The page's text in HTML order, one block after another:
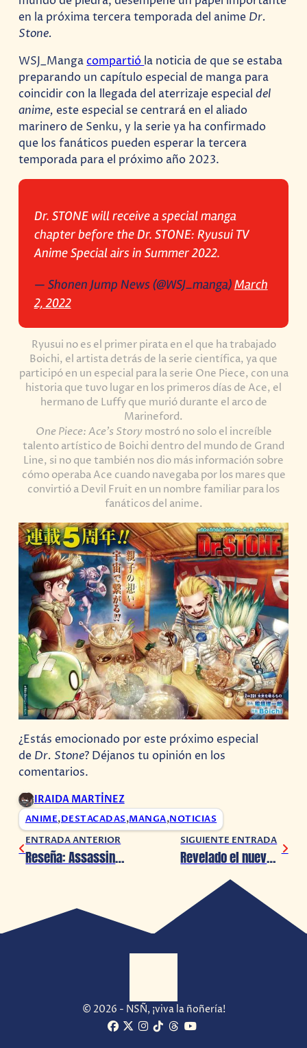
en la próxima tercera temporada del anime Dr.
Stone.
WSJ_Mangacompartió la noticia de que se estaba
preparando un capítulo especial de manga para
coincidir con la llegada del aterrizaje especialdel
anime, este especial se centrará en el aliado
marinero de Senku, y la serie ya ha confirmado
que los fanáticos pueden esperar la tercera
temporada para el próximo año 2023.
Dr. STONE will receive a special manga
chapter before the Dr. STONE: Ryusui TV
Anime Special airs in Summer 2022.
— Shonen Jump News (@WSJ_manga)March
2, 2022
Ryusui no es el primer pirata en el que ha trabajado
Boichi, el artista detrás de la serie científica, ya que
participó en un especial para la serie One Piece, con una
historia que tuvo lugar en los primeros días de Ace, el
hermano de Luffy que murió durante el arco de
Marineford.
One Piece: Ace’s Storymostró no solo el increíble
talento artístico de Boichi dentro del mundo de Grand
Line, si no que también nos dio más información sobre
cómo operaba Ace cuando navegaba por los mares que
convirtió a Devil Fruit en un nombre familiar para los
fanáticos del anime.
¿Estás emocionado por este próximo especial
de Dr. Stone? Déjanos tu opinión en los
comentarios.
IRAIDA MARTÍNEZ
ANIME,DESTACADAS,MANGA,NOTICIAS
ENTRADA ANTERIOR
Reseña: Assassin’s Creed Valhalla – Dawn of Ragnarök (PS5)
SIGUIENTE ENTRADA
Revelado el nuevo trailer de Ghostwire: Tokyo en la PlayStation State of Play
© 2026 - NSÑ, ¡viva la ñoñería!